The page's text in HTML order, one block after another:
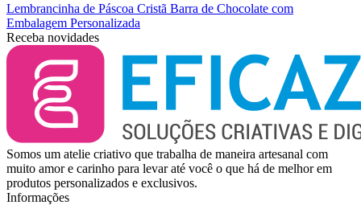
Lembrancinha de Páscoa Cristã Barra de Chocolate com
Embalagem Personalizada
Receba novidades
Somos um atelie criativo que trabalha de maneira artesanal com
muito amor e carinho para levar até você o que há de melhor em
produtos personalizados e exclusivos.
Informações